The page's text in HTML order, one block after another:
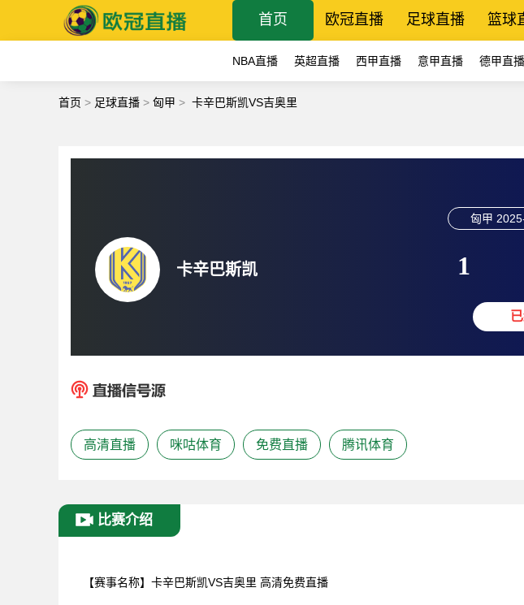
首页 欧冠直播 足球直播 篮球
NBA直播 英超直播 西甲直播 意甲直播 德甲直播
首页 > 足球直播 > 匈甲 > 卡辛巴斯凯VS吉奥里
卡辛巴斯凯
匈甲
1
高清直播 咪咕体育 免费直播 腾讯体育
比赛介绍
【赛事名称】 卡辛巴斯凯VS吉奥里 高清免费直播